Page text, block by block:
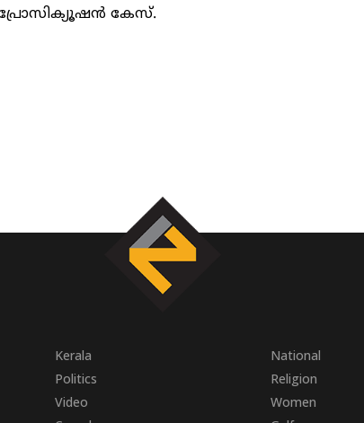
കേസ്.
Kerala National
Politics Religion
Video Women